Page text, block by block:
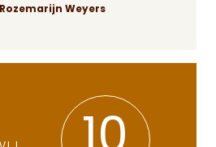
Rozemarijn Weyers